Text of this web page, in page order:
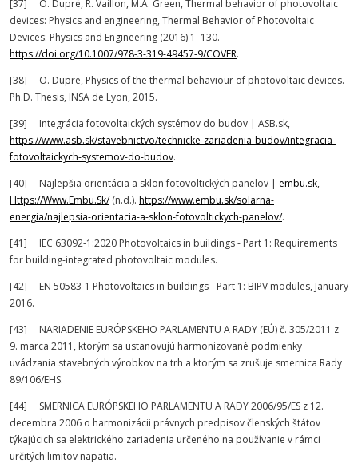
[37] O. Dupré, R. Vaillon, M.A. Green, Thermal behavior of photovoltaic
devices: Physics and engineering, Thermal Behavior of Photovoltaic
Devices: Physics and Engineering (2016) 1–130.
https://doi.org/10.1007/978-3-319-49457-9/COVER.
[38] O. Dupre, Physics of the thermal behaviour of photovoltaic devices.
Ph.D. Thesis, INSA de Lyon, 2015.
[39] Integrácia fotovoltaických systémov do budov | ASB.sk,
https://www.asb.sk/stavebnictvo/technicke-zariadenia-budov/integracia-
fotovoltaickych-systemov-do-budov.
[40] Najlepšia orientácia a sklon fotovoltických panelov | embu.sk,
Https://Www.Embu.Sk/(n.d.). https://www.embu.sk/solarna-
energia/najlepsia-orientacia-a-sklon-fotovoltickych-panelov/.
[41] IEC 63092-1:2020 Photovoltaics in buildings - Part 1: Requirements
for building-integrated photovoltaic modules.
[42] EN 50583-1 Photovoltaics in buildings - Part 1: BIPV modules, January
2016.
[43] NARIADENIE EURÓPSKEHO PARLAMENTU A RADY (EÚ) č. 305/2011 z
9. marca 2011, ktorým sa ustanovujú harmonizované podmienky
uvádzania stavebných výrobkov na trh a ktorým sa zrušuje smernica Rady
89/106/EHS.
[44] SMERNICA EURÓPSKEHO PARLAMENTU A RADY 2006/95/ES z 12.
decembra 2006 o harmonizácii právnych predpisov členských štátov
týkajúcich sa elektrického zariadenia určeného na používanie v rámci
určitých limitov napätia.